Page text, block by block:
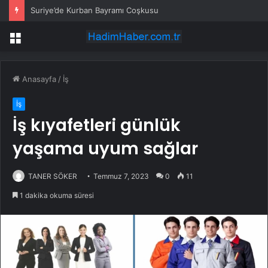
Suriye’de Kurban Bayramı Coşkusu
Menü
Anasayfa / İş
İş
İş kıyafetleri günlük
yaşama uyum sağlar
TANER SÖKER Temmuz 7, 2023 0 11
1 dakika okuma süresi